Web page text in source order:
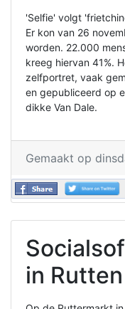
'Selfie' volgt
Er kon van 26
worden. 22.000
kreeg hiervan 41%.
zelfportret, vaak
en gepubliceerd op
dikke Van Dale.
Gemaakt op
in Rutten